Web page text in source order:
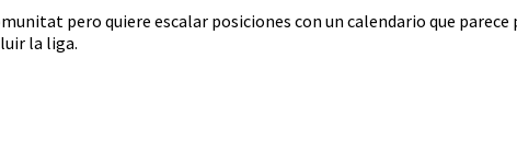
pero quiere escalar posiciones con un calendario que
la liga.